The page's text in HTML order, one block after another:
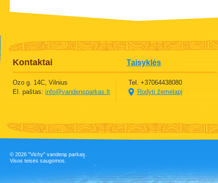
Kontaktai Taisyklės
Ozo g. 14C, Vilnius
El. paštas: info@vandensparkas.lt
Tel. +37064438080
Rodyti žemėlapį
© 2026 "Vichy" vandens parkas.
Visos teisės saugomos.